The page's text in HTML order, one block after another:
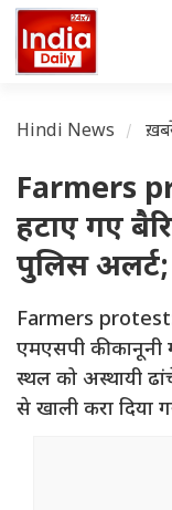
Hindi News
Farmers
हटाए गए
पुलिस
Farmers protest:
एमएसपी की कानूनी
स्थल को अस्थायी
से खाली करा दिया